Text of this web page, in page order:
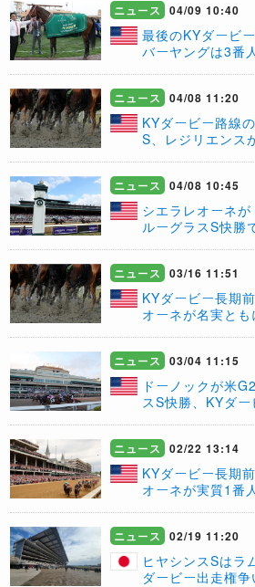
ニュース 04/09 10:40
最後のKYダービ
バーヤングは3番
ニュース 04/08 11:20
​KYダービー路線
S、レジリエンス
ニュース 04/08 10:45
シエラレオーネ
ルーグラスS快勝
ニュース 03/16 11:51
​KYダービー長期
オーネが名実と
ニュース 03/04 11:15
ドーノックが米
スS快勝、KYダ
ニュース 02/22 13:14
KYダービー長期
オーネが実質1番
ニュース 02/19 11:20
ヒヤシンスSはラ
ダービー出走権